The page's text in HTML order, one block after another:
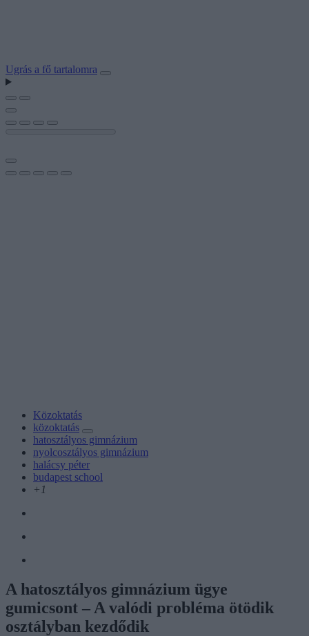
Ugrás a fő tartalomra
Közoktatás
közoktatás
hatosztályos gimnázium
nyolcosztályos gimnázium
halácsy péter
budapest school
+1
A hatosztályos gimnázium ügye
gumicsont – A valódi probléma ötödik
osztályban kezdődik